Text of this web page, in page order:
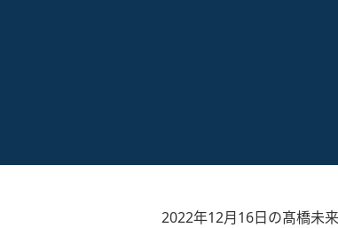
2022年12月16日の髙橋未